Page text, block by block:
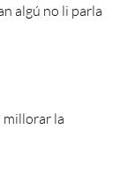
algú no li parla
millorar la